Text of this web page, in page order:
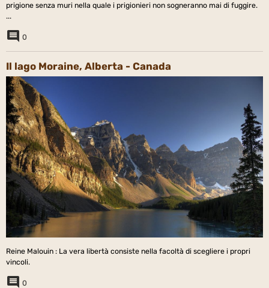
prigione senza muri nella quale i prigionieri non sogneranno mai di fuggire.
...
0
Il lago Moraine, Alberta - Canada
Reine Malouin : La vera libertà consiste nella facoltà di scegliere i propri
vincoli.
0